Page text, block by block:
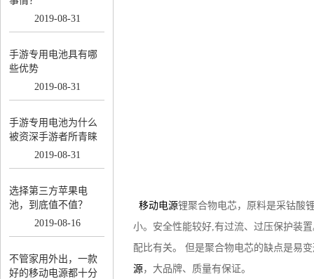
2019-08-31
手游专用电池具有哪
些优势
2019-08-31
手游专用电池为什么
被资深手游者所青睐
2019-08-31
选择第三方苹果电
池，到底值不值？
2019-08-16
不管家用外出，一款
好的移动电源都十分
移动电源锂聚合物电芯，原料是采钴酸
小。安全性能较好,有过流、过压保护装
配比有关。 但是聚合物电芯的缺点是易
源 ，大品牌、质量有保证。